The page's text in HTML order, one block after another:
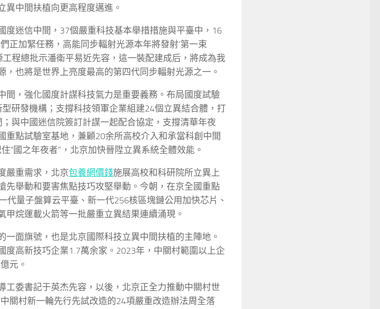
異中間扶植向更高程度邁進。
度迷信中間，37個嚴重科技基本舉措措施與平臺中，16
正加緊任務，高能同步輻射光源本年將發射‘第一束
工程總批示潘衛平易近先容，這一裝配建成后，將成為我
，也將是世界上亮度最高的第四代同步輻射光源之一。
間，強化國度計謀科技氣力是重要義務。布局國度試驗
研發機構；支撐科技領軍企業組建24個立異結合體，打
與中國迷信院簽訂計謀一起配合協定，支撐清華年夜
重點試驗室基地，兼顧20余所高校介入和承當科創中間
“國之年夜者”，北京加快晉陞立異系統全體效能。
嚴重需求，北京包養網價錢施展高校和科研院所立異上
先舉動和要害焦點技巧攻堅舉動。今朝，在京全國重點
代量子盤算云平臺、新一代256核區塊鏈公用加快芯片、
甲烷運載火箭等一批嚴重立異結果連續涌現。
一面旗號，也是北京國際科技立異中間扶植的主陣地。
度高新技巧企業1.7萬余家。2023年，中關村範圍以上企
元。
工委書記于英杰先容，以後，北京正全力推動中關村世
關村新一輪先行先試改造的24項嚴重改造辦法周全落